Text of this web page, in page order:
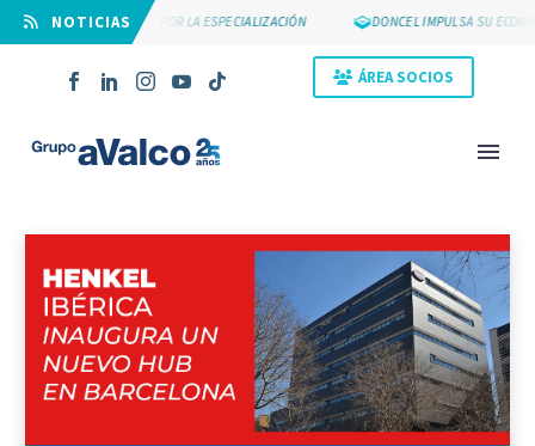
⠀NOTICIAS
SUYCAL 2000 APUESTA POR LA ESPECIALIZACIÓN DONCEL IMPULSA SU
ÁREA SOCIOS